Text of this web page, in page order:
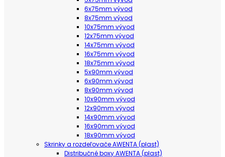
6x75mm vývod
8x75mm vývod
10x75mm vývod
12x75mm vývod
14x75mm vývod
16x75mm vývod
18x75mm vývod
5x90mm vývod
6x90mm vývod
8x90mm vývod
10x90mm vývod
12x90mm vývod
14x90mm vývod
16x90mm vývod
18x90mm vývod
Skrinky a rozdeľovače AWENTA (plast)
Distribučné boxy AWENTA (plast)